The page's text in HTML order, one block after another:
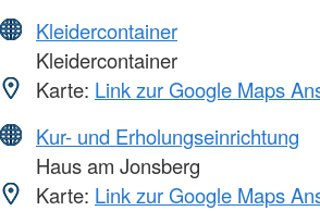
Kleidercontainer
Kleidercontainer
Karte: Link zur Google Maps
Kur- und Erholungseinrichtung
Haus am Jonsberg
Karte: Link zur Google Maps